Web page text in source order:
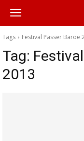
Tags Festival Passer Baroe
Tag:
2013